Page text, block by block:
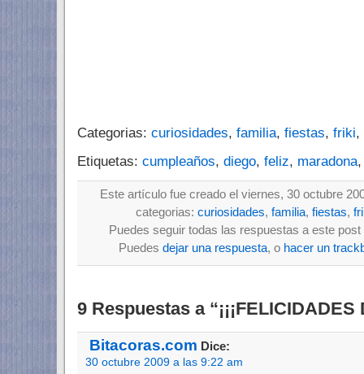
Categorias: curiosidades, familia, fiestas, friki,
Etiquetas: cumpleaños, diego, feliz, maradona
Este artículo fue creado el viernes, 30 octubre
categorias: curiosidades, familia, fiestas,
Puedes seguir todas las respuestas a este
Puedes dejar una respuesta, o hacer un
9 Respuestas a “¡¡¡FELICIDADES
Bitacoras.com Dice:
30 octubre 2009 a las 9:22 am